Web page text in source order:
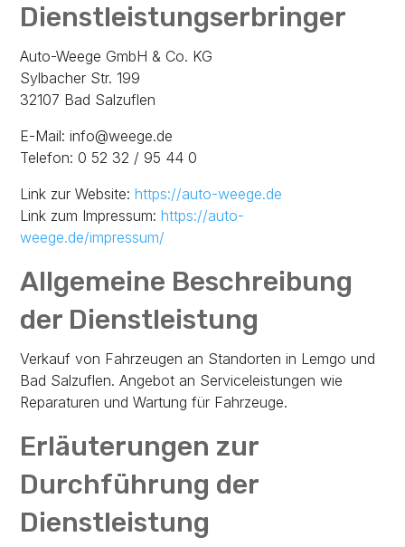
Dienstleistungserbringer
Auto-Weege GmbH & Co. KG
Sylbacher Str. 199
32107 Bad Salzuflen
E-Mail: info@weege.de
Telefon: 0 52 32 / 95 44 0
Link zur Website:https://auto-weege.de
Link zum Impressum:https://auto-
weege.de/impressum/
Allgemeine Beschreibung
der Dienstleistung
Verkauf von Fahrzeugen an Standorten in Lemgo und
Bad Salzuflen. Angebot an Serviceleistungen wie
Reparaturen und Wartung für Fahrzeuge.
Erläuterungen zur
Durchführung der
Dienstleistung